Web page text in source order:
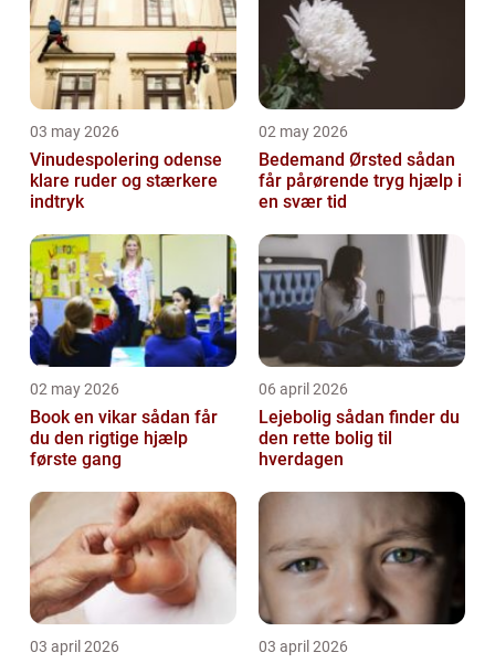
03 may 2026
Vinudespolering odense
klare ruder og stærkere
indtryk
02 may 2026
Bedemand Ørsted sådan
får pårørende tryg hjælp i
en svær tid
02 may 2026
Book en vikar sådan får
du den rigtige hjælp
første gang
06 april 2026
Lejebolig sådan finder du
den rette bolig til
hverdagen
03 april 2026 03 april 2026